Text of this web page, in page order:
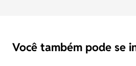
Você também pode se